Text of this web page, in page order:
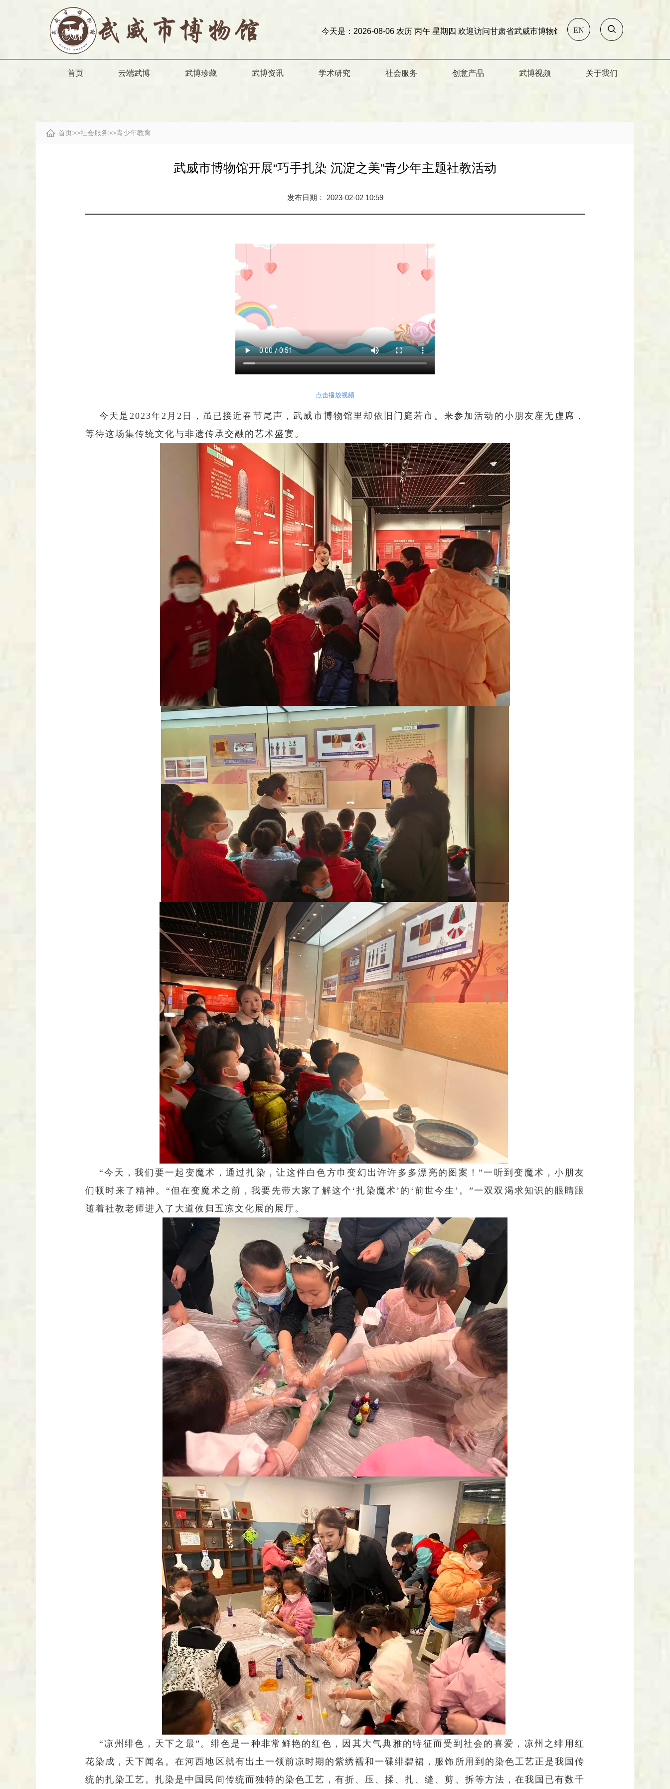
今天是：2026-08-06 农历 丙午 星期四欢迎访问甘肃省武威市博物馆! EN
首页 云端武博 武博珍藏 武博资讯 学术研究 社会服务 创意产品 武博视频 关于我们
首页>>社会服务>>青少年教育
武威市博物馆开展“巧手扎染 沉淀之美”青少年主题社教活动
发布日期： 2023-02-02 10:59
点击播放视频
今天是 2023年2月2日，虽已接近春节尾声，武威市博物馆里却依旧门庭若市。来参加活动的小朋友座无虚席，
等待这场集传统文化与非遗传承交融的艺术盛宴。
“今天，我们要一起变魔术，通过扎染，让这件白色方巾变幻出许许多多漂亮的图案！”一听到变魔术，小朋友
们顿时来了精神。“但在变魔术之前，我要先带大家了解这个‘扎染魔术’的‘前世今生’。”一双双渴求知识的眼睛跟
随着社教老师进入了大道攸归五凉文化展的展厅。
“凉州绯色，天下之最”。绯色是一种非常鲜艳的红色，因其大气典雅的特征而受到社会的喜爱，凉州之绯用红
花染成，天下闻名。在河西地区就有出土一领前凉时期的紫绣襦和一碟绯碧裙，服饰所用到的染色工艺正是我国传
统的扎染工艺。扎染是中国民间传统而独特的染色工艺，有折、压、揉、扎、缝、剪、拆等方法，在我国已有数千